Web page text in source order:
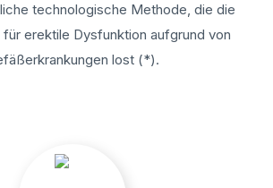
technologische Methode, die die
für erektile Dysfunktion aufgrund von
lost (*).